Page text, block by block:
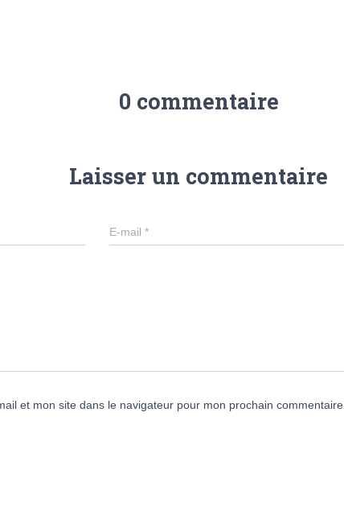
0 commentaire
Laisser un commentaire
E-mail*
et mon site dans le navigateur pour mon prochain commentaire.